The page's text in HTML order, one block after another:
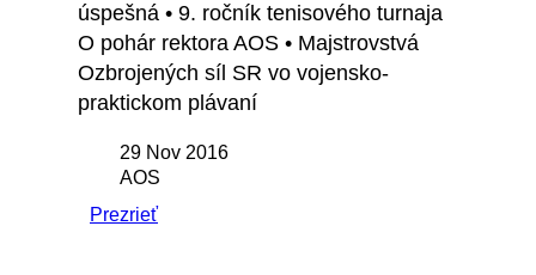
úspešná • 9. ročník tenisového turnaja
O pohár rektora AOS • Majstrovstvá
Ozbrojených síl SR vo vojensko-
praktickom plávaní
29 Nov 2016
AOS
Prezrieť